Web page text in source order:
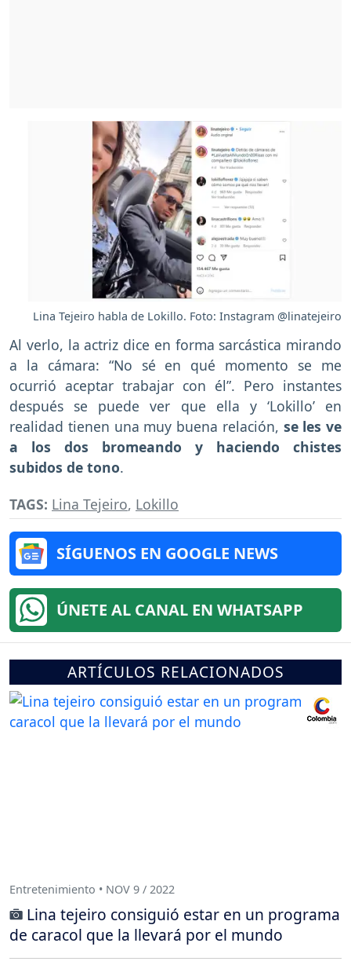
Lina Tejeiro habla de Lokillo. Foto: Instagram @linatejeiro
Al verlo, la actriz dice en forma sarcástica mirando
a la cámara: “No sé en qué momento se me
ocurrió aceptar trabajar con él”. Pero instantes
después se puede ver que ella y ‘Lokillo’ en
realidad tienen una muy buena relación, se les ve
a los dos bromeando y haciendo chistes
subidos de tono.
TAGS: Lina Tejeiro, Lokillo
SÍGUENOS EN GOOGLE NEWS
ÚNETE AL CANAL EN WHATSAPP
ARTÍCULOS RELACIONADOS
Entretenimiento • NOV 9 / 2022
Lina tejeiro consiguió estar en un programa
de caracol que la llevará por el mundo